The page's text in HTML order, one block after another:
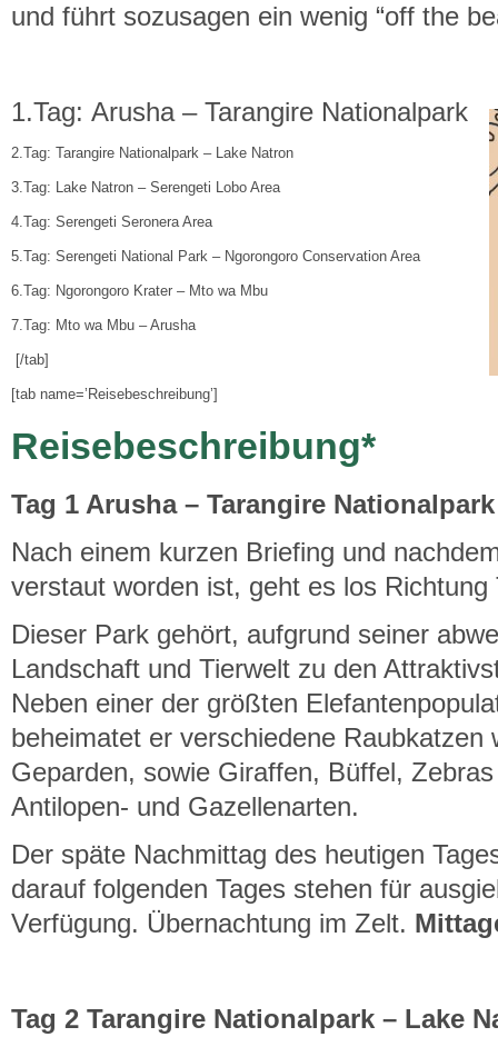
und führt sozusagen ein wenig “off the
1.Tag: Arusha – Tarangire Nationalpark
2.Tag: Tarangire Nationalpark – Lake Natron
3.Tag: Lake Natron – Serengeti Lobo Area
4.Tag: Serengeti Seronera Area
5.Tag: Serengeti National Park – Ngorongoro Conservation Area
6.Tag: Ngorongoro Krater – Mto wa Mbu
7.Tag: Mto wa Mbu – Arusha
[/tab]
[tab name=’Reisebeschreibung’]
Reisebeschreibung*
Tag 1 Arusha – Tarangire Nationalpark
Nach einem kurzen Briefing und
verstaut worden ist, geht es los Richtung
Dieser Park gehört, aufgrund seiner
Landschaft und Tierwelt zu den
Neben einer der größten
beheimatet er verschiedene Raubkatzen
Geparden, sowie Giraffen, Büffel,
Antilopen- und Gazellenarten.
Der späte Nachmittag des heutigen
darauf folgenden Tages stehen für
Verfügung. Übernachtung im Zelt.
Tag 2 Tarangire Nationalpark – Lake